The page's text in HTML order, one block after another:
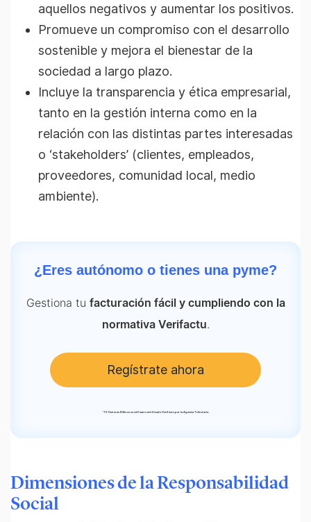
aquellos negativos y aumentar los positivos.
Promueve un compromiso con el desarrollo
sostenible y mejora el bienestar de la
sociedad a largo plazo.
Incluye la transparencia y ética empresarial,
tanto en la gestión interna como en la
relación con las distintas partes interesadas
o ‘stakeholders’ (clientes, empleados,
proveedores, comunidad local, medio
ambiente).
¿Eres autónomo o tienes una pyme?
Gestiona tu facturación fácil y cumpliendo con la
normativa Verifactu.
Regístrate ahora
*TS Facturas Billin es un software certificado Verifactu por la Agencia Tributaria.
Dimensiones de la Responsabilidad
Social